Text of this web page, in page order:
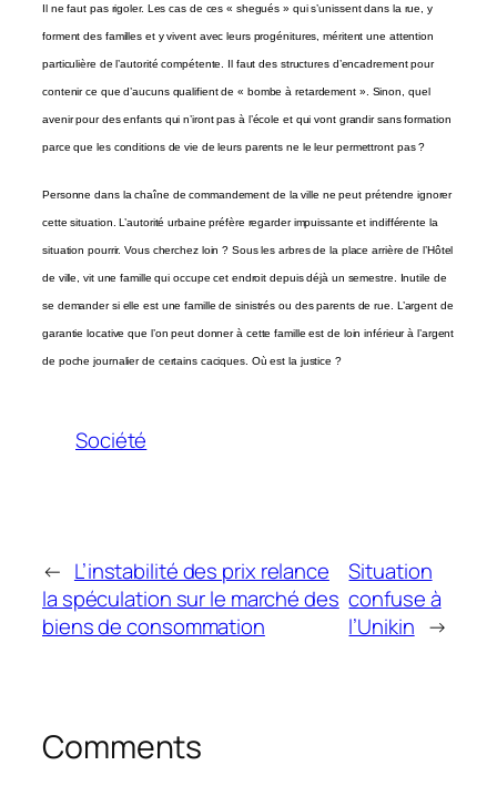
Il ne faut pas rigoler. Les cas de ces « shegués » qui s’unissent dans la rue, y
forment des familles et y vivent avec leurs progénitures, méritent une attention
particulière de l’autorité compétente. Il faut des structures d’encadrement pour
contenir ce que d’aucuns qualifient de « bombe à retardement ». Sinon, quel
avenir pour des enfants qui n’iront pas à l’école et qui vont grandir sans formation
parce que les conditions de vie de leurs parents ne le leur permettront pas ?
Personne dans la chaîne de commandement de la ville ne peut prétendre ignorer
cette situation. L’autorité urbaine préfère regarder impuissante et indifférente la
situation pourrir. Vous cherchez loin ? Sous les arbres de la place arrière de l’Hôtel
de ville, vit une famille qui occupe cet endroit depuis déjà un semestre. Inutile de
se demander si elle est une famille de sinistrés ou des parents de rue. L’argent de
garantie locative que l’on peut donner à cette famille est de loin inférieur à l’argent
de poche journalier de certains caciques. Où est la justice ?
Société
← L’instabilité des prix relance
la spéculation sur le marché des
biens de consommation
Situation
confuse à
l’Unikin →
Comments